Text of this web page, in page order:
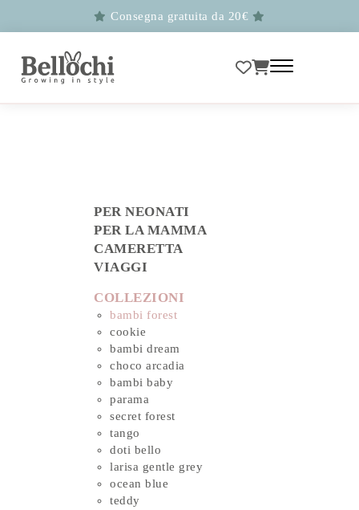
Consegna gratuita da 20€
PER NEONATI
PER LA MAMMA
CAMERETTA
VIAGGI
COLLEZIONI
bambi forest
cookie
bambi dream
choco arcadia
bambi baby
parama
secret forest
tango
doti bello
larisa gentle grey
ocean blue
teddy